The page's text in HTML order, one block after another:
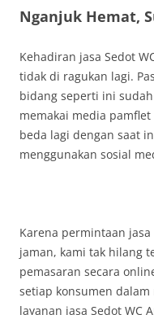
Nganjuk Hemat,
Kehadiran jasa Sedot
tidak di ragukan lagi.
bidang seperti ini
memakai media
beda lagi dengan saat
menggunakan sosial
Karena permintaan
jaman, kami tak hilang
pemasaran secara
setiap konsumen
layanan jasa Sedot WC